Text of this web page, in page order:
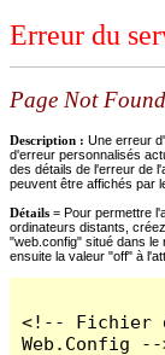
Erreur du
Page Not
Description : Une erreur
d'erreur personnalisés
des détails de l'erreur de
peuvent être affichés par
Détails = Pour permettre
ordinateurs distants,
"web.config" situé dans le
ensuite la valeur "off" à
<!-- Fichier
Web.Config --